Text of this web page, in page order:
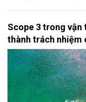
Scope 3 trong
thành trách nhiệm